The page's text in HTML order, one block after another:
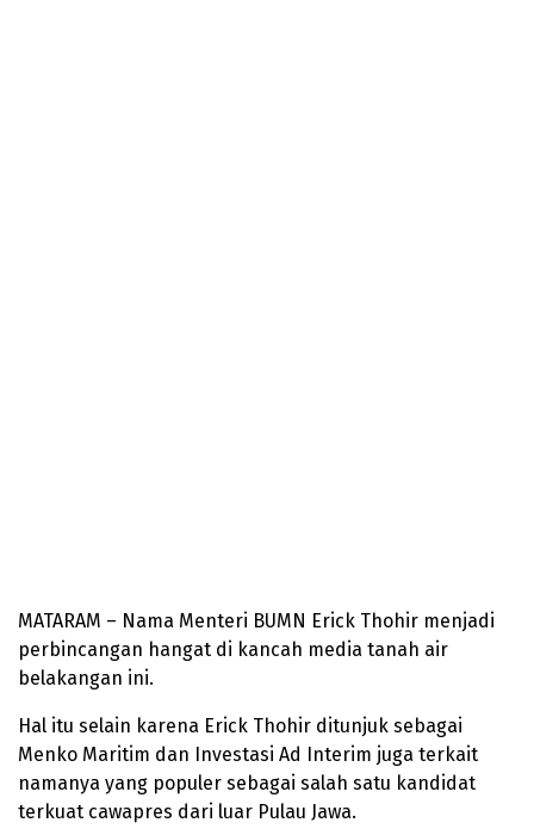
MATARAM – Nama Menteri BUMN Erick Thohir menjadi
perbincangan hangat di kancah media tanah air
belakangan ini.
Hal itu selain karena Erick Thohir ditunjuk sebagai
Menko Maritim dan Investasi Ad Interim juga terkait
namanya yang populer sebagai salah satu kandidat
terkuat cawapres dari luar Pulau Jawa.